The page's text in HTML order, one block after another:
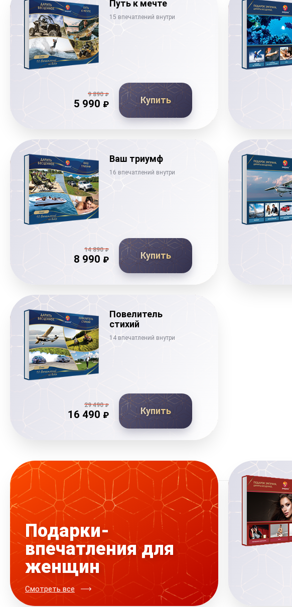
Путь к мечте
15 впечатлений внутри
9 890₽
5 990 ₽ Купить
Ваш триумф
16 впечатлений внутри
14 890₽
8 990 ₽ Купить
Повелитель
стихий
14 впечатлений внутри
29 490₽
16 490 ₽ Купить
Подарки-
впечатления для
женщин
Смотреть все